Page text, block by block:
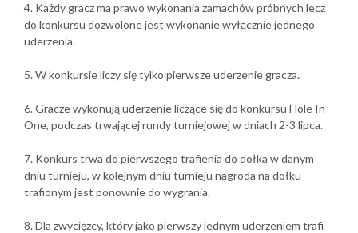
4. Każdy gracz ma prawo wykonania zamachów próbnych lecz
do konkursu dozwolone jest wykonanie wyłącznie jednego
uderzenia.
5. W konkursie liczy się tylko pierwsze uderzenie gracza.
6. Gracze wykonują uderzenie liczące się do konkursu Hole In
One, podczas trwającej rundy turniejowej w dniach 2-3 lipca.
7. Konkurs trwa do pierwszego trafienia do dołka w danym
dniu turnieju, w kolejnym dniu turnieju nagroda na dołku
trafionym jest ponownie do wygrania.
8. Dla zwycięzcy, który jako pierwszy jednym uderzeniem trafi